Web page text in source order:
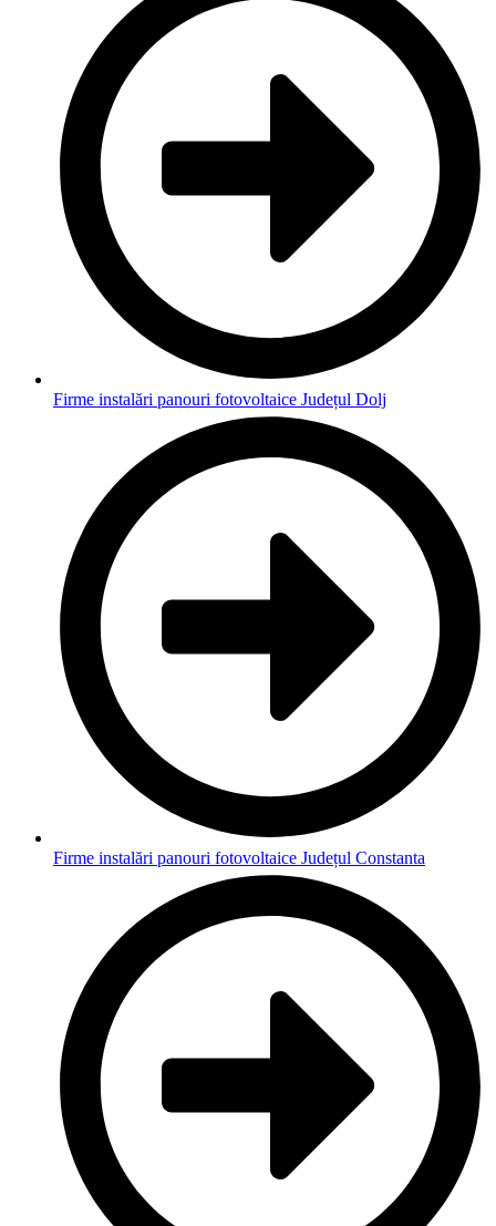
Firme instalări panouri fotovoltaice Județul Dolj
Firme instalări panouri fotovoltaice Județul Constanta